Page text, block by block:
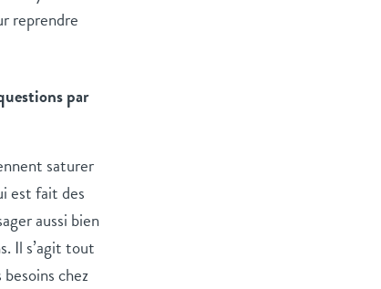
reprendre
par
saturer
est fait des
aussi bien
Il s’agit tout
chez